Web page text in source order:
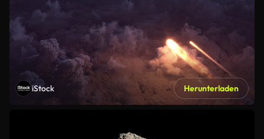
iStock Herunterladen